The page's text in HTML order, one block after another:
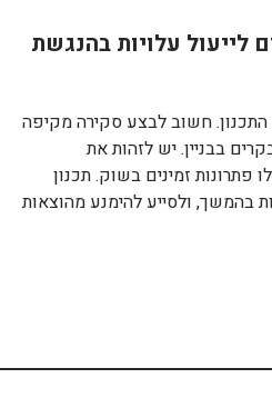
עלויות בהנגשת
חשוב לבצע סקירה מקיפה
בבניין. יש לזהות את
פתרונות זמינים בשוק. תכנון
בהמשך, ולסייע להימנע מהוצאות